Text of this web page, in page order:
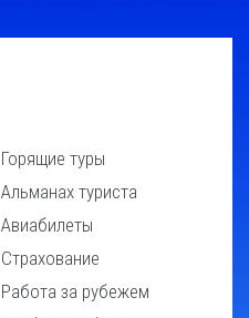
Горящие туры
Альманах туриста
Авиабилеты
Страхование
Работа за рубежем